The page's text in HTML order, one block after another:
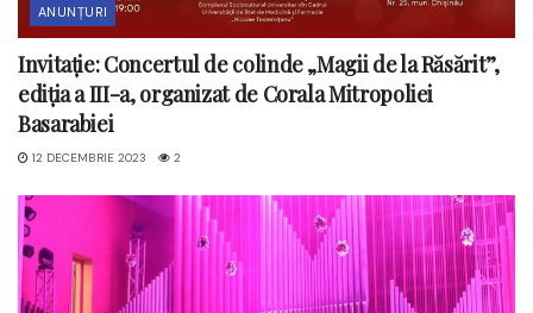
ANUNȚURI
Invitație: Concertul de colinde „Magii de la Răsărit”,
ediția a III-a, organizat de Corala Mitropoliei
Basarabiei
12 DECEMBRIE 2023 2